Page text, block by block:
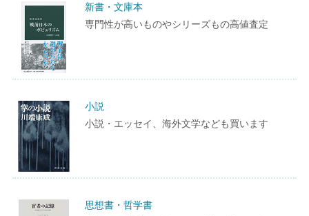
新書・文庫本
専門性が高いものやシリーズもの高値査定
小説
小説・エッセイ、海外文学なども買います
思想書・哲学書